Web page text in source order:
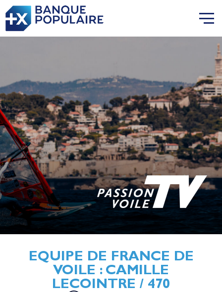
EQUIPE DE FRANCE DE
VOILE : CAMILLE
LECOINTRE / 470